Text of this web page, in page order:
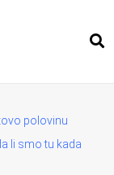
polovinu
li smo tu kada